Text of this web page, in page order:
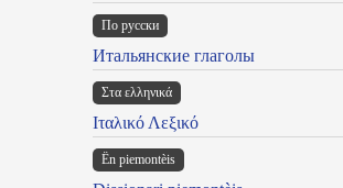
По русски
Итальянские глаголы
Στα ελληνικά
Ιταλικό Λεξικό
Ën piemontèis